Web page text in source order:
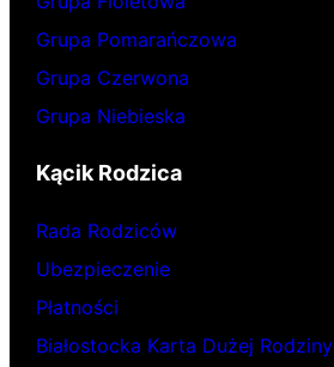
Grupa Pomarańczowa
Grupa Czerwona
Grupa Niebieska
Kącik Rodzica
Rada Rodziców
Ubezpieczenie
Płatności
Białostocka Karta Dużej Rodziny